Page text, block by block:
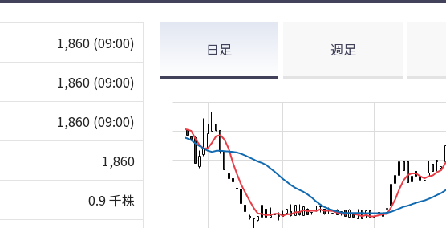
1,860 (09:00)
1,860 (09:00)
1,860 (09:00)
1,860
0.9 千株
日足 週足